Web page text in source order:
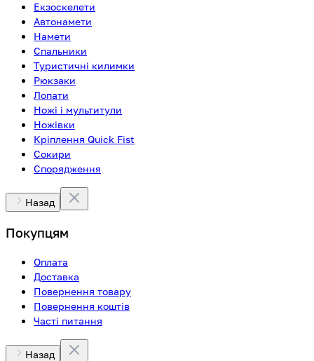
Екзоскелети
Автонамети
Намети
Спальники
Туристичні килимки
Рюкзаки
Лопати
Ножі і мультитули
Ножівки
Кріплення Quick Fist
Сокири
Спорядження
Назад
Покупцям
Оплата
Доставка
Повернення товару
Повернення коштів
Часті питання
Назад